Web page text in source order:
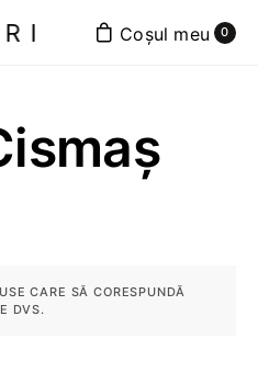
0
CARE SĂ CORESPUNDĂ
DVS.